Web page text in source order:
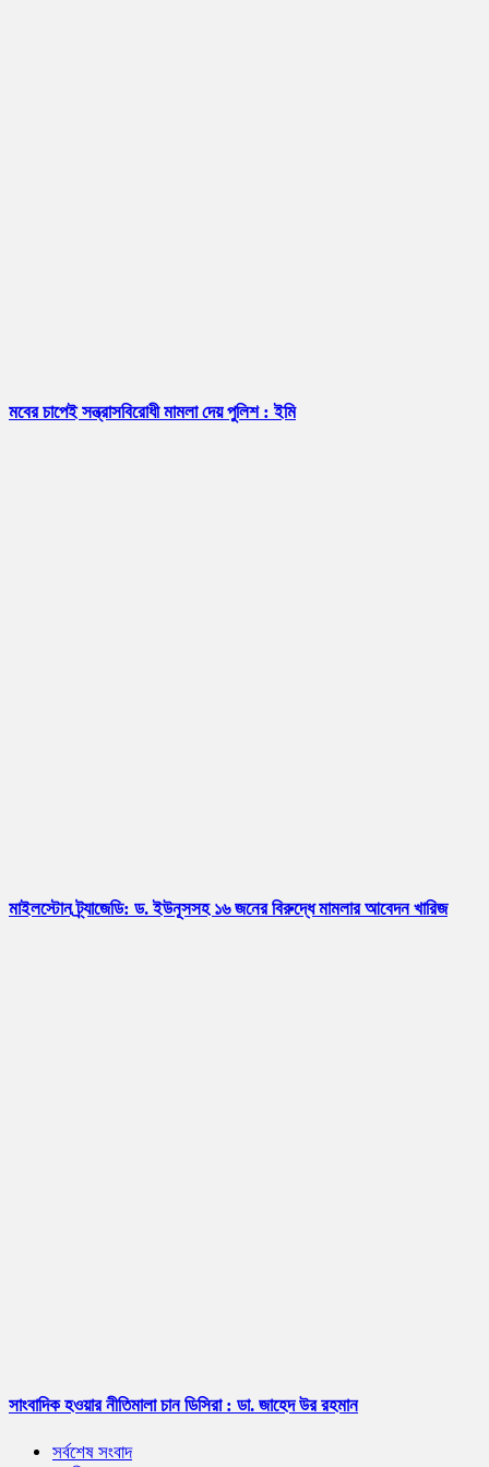
মবের চাপেই সন্ত্রাসবিরোধী মামলা দেয় পুলিশ : ইমি
মাইলস্টোন ট্র্যাজেডি: ড. ইউনূসসহ ১৬ জনের বিরুদ্ধে মামলার আবেদন খারিজ
সাংবাদিক হওয়ার নীতিমালা চান ডিসিরা : ডা. জাহেদ উর রহমান
সর্বশেষ সংবাদ